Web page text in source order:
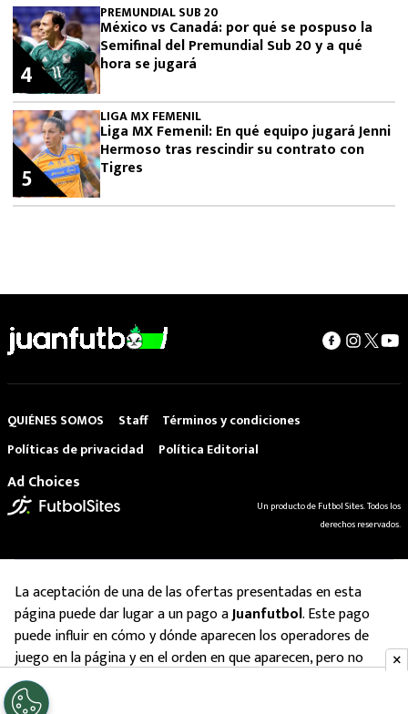
PREMUNDIAL SUB 20
México vs Canadá: por qué se pospuso la
Semifinal del Premundial Sub 20 y a qué
hora se jugará
4
LIGA MX FEMENIL
Liga MX Femenil: En qué equipo jugará Jenni
Hermoso tras rescindir su contrato con
Tigres
5
QUIÉNES SOMOS Staff
Términos y condiciones
Políticas de privacidad
Política Editorial
Ad Choices
Un producto de Futbol Sites. Todos los
derechos reservados.
La aceptación de una de las ofertas presentadas en esta
página puede dar lugar a un pago aJuanfutbol. Este pago
puede influir en cómo y dónde aparecen los operadores de
juego en la página y en el orden en que aparecen, pero no
influye en nuestras evaluaciones.